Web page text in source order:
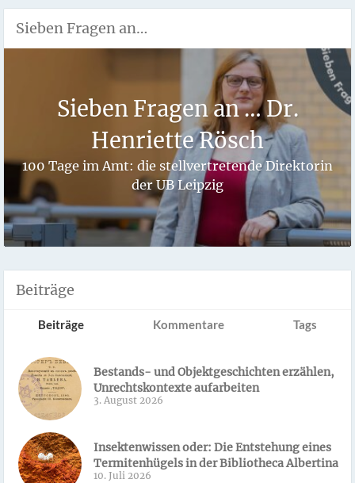
Sieben Fragen an…
Sieben Fragen an … Dr.
Henriette Rösch
100 Tage im Amt: die stellvertretende Direktorin
der UB Leipzig
Beiträge
Beiträge Kommentare Tags
Bestands- und Objektgeschichten erzählen,
Unrechtskontexte aufarbeiten
3. August 2026
Insektenwissen oder: Die Entstehung eines
Termitenhügels in der Bibliotheca Albertina
10. Juli 2026